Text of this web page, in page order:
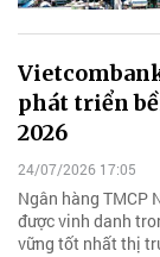
phát triển
2026
24/07/2026 17:05
Ngân hàng TMCP
được vinh danh
vững tốt nhất thị